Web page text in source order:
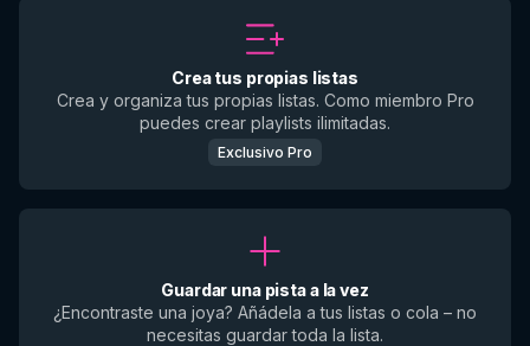
Crea tus propias listas
Crea y organiza tus propias listas. Como miembro Pro
puedes crear playlists ilimitadas.
Exclusivo Pro
Guardar una pista a la vez
¿Encontraste una joya? Añádela a tus listas o cola – no
necesitas guardar toda la lista.